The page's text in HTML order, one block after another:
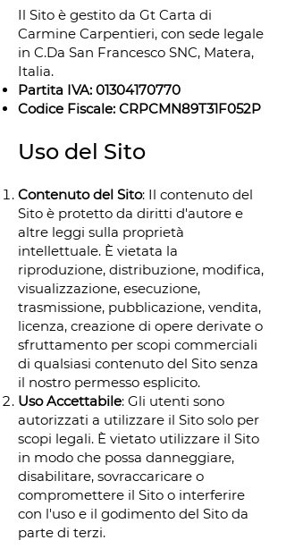
Il Sito è gestito da Gt Carta di
Carmine Carpentieri, con sede legale
in C.Da San Francesco SNC, Matera,
Italia.
Partita IVA: 01304170770
Codice Fiscale: CRPCMN89T31F052P
Uso del Sito
Contenuto del Sito: Il contenuto del
Sito è protetto da diritti d'autore e
altre leggi sulla proprietà
intellettuale. È vietata la
riproduzione, distribuzione, modifica,
visualizzazione, esecuzione,
trasmissione, pubblicazione, vendita,
licenza, creazione di opere derivate o
sfruttamento per scopi commerciali
di qualsiasi contenuto del Sito senza
il nostro permesso esplicito.
Uso Accettabile: Gli utenti sono
autorizzati a utilizzare il Sito solo per
scopi legali. È vietato utilizzare il Sito
in modo che possa danneggiare,
disabilitare, sovraccaricare o
compromettere il Sito o interferire
con l'uso e il godimento del Sito da
parte di terzi.